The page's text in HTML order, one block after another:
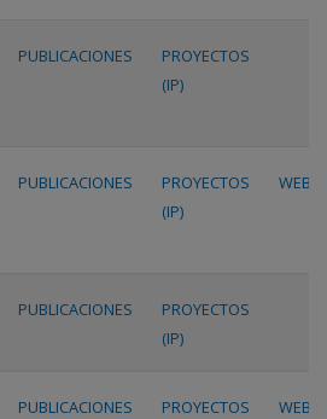
PUBLICACIONES
PROYECTOS
(IP)
PUBLICACIONES
PROYECTOS
(IP)
WEB
PUBLICACIONES
PROYECTOS
(IP)
PUBLICACIONES
PROYECTOS
WEB